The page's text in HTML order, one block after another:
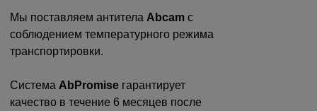
Производители
Технический сервис
Мы поставляем антитела Abcam с
соблюдением температурного режима
транспортировки.
Система AbPromise гарантирует
качество в течение 6 месяцев после